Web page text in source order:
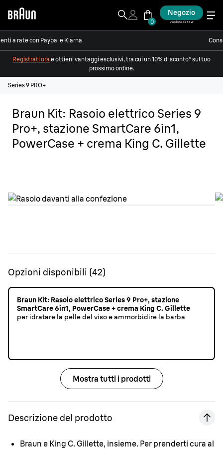
0
Negozio
Venduto da ESW
a rate con Paypal e Klarna
Registrati ora e ottieni vantaggi esclusivi, tra cui un 10% di sconto* sul tuo
prossimo ordine.
Series 9 PRO+
Braun Kit: Rasoio elettrico Series 9
Pro+, stazione SmartCare 6in1,
PowerCase + crema King C. Gillette
Opzioni disponibili (42)
Braun Kit: Rasoio elettrico Series 9 Pro+, stazione
SmartCare 6in1, PowerCase + crema King C. Gillette
per idratare la pelle del viso e ammorbidire la barba
Mostra tutti i prodotti
Descrizione del prodotto
Braun e King C. Gillette, insieme. Per prenderti cura al